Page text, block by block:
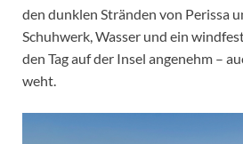
den dunklen Stränden von Perissa
Schuhwerk, Wasser und ein
den Tag auf der Insel angenehm –
weht.